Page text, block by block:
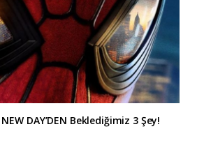
DAY’DEN Beklediğimiz 3 Şey!